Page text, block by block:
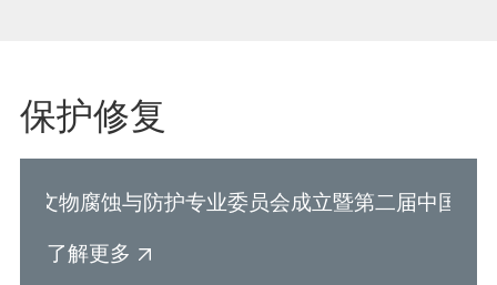
保护修复
文物腐蚀与防护专业委员会成立暨第二届中国金属
了解更多